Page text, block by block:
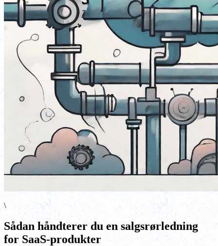
\
Sådan håndterer du en salgsrørledning
for SaaS-produkter